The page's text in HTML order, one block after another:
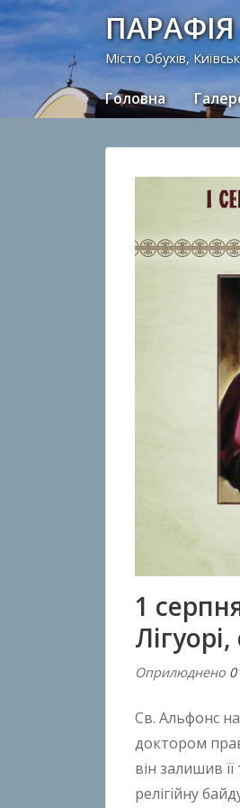
ПАРАФІЯ
Місто Обухів,
Головна
1
Оприлюднено
Св. Альфонс
доктором
він залишив
релігійну